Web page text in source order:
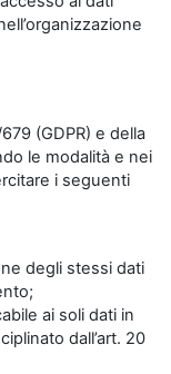
(GDPR) e della
le modalità e nei
i seguenti
degli stessi dati
ai soli dati in
dall’art. 20